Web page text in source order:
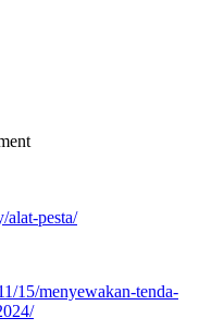
alat-pesta/
15/menyewakan-tenda-